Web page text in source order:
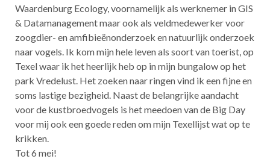
Waardenburg Ecology, voornamelijk als werknemer in GIS
& Datamanagement maar ook als veldmedewerker voor
zoogdier- en amfibieënonderzoek en natuurlijk onderzoek
naar vogels. Ik kom mijn hele leven als soort van toerist, op
Texel waar ik het heerlijk heb op in mijn bungalow op het
park Vredelust. Het zoeken naar ringen vind ik een fijne en
soms lastige bezigheid. Naast de belangrijke aandacht
voor de kustbroedvogels is het meedoen van de Big Day
voor mij ook een goede reden om mijn Texellijst wat op te
krikken.
Tot 6 mei!